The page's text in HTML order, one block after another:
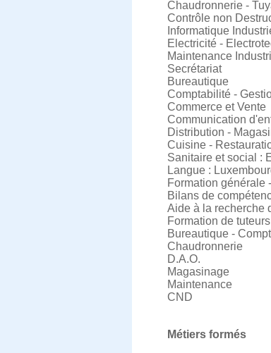
Chaudronnerie -
Contrôle non
Informatique
Electricité -
Maintenance
Secrétariat
Bureautique
Comptabilité -
Commerce et Vente
Communication
Distribution -
Cuisine -
Sanitaire et social :
Langue :
Formation générale
Bilans de
Aide à la recherche
Formation de tuteurs
Bureautique -
Chaudronnerie
D.A.O.
Magasinage
Maintenance
CND
Métiers formés